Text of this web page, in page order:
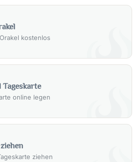
kostenlos
Tageskarte
online legen
ziehen